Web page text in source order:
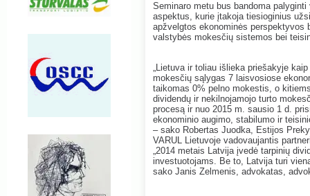
Seminaro metu bus bandoma
aspektus, kurie įtakoja tiesioginius
apžvelgtos ekonominės
valstybės mokesčių sistemos bei
„Lietuva ir toliau išlieka priešakyje
mokesčių sąlygas 7 laisvosiose
taikomas 0% pelno mokestis, o
dividendų ir nekilnojamojo turto
procesą ir nuo 2015 m. sausio 1 d.
ekonominio augimo, stabilumo ir
– sako Robertas Juodka, Estijos
VARUL Lietuvoje vadovaujantis
„2014 metais Latvija įvedė tarpinių
investuotojams. Be to, Latvija turi
sako Janis Zelmenis, advokatas,